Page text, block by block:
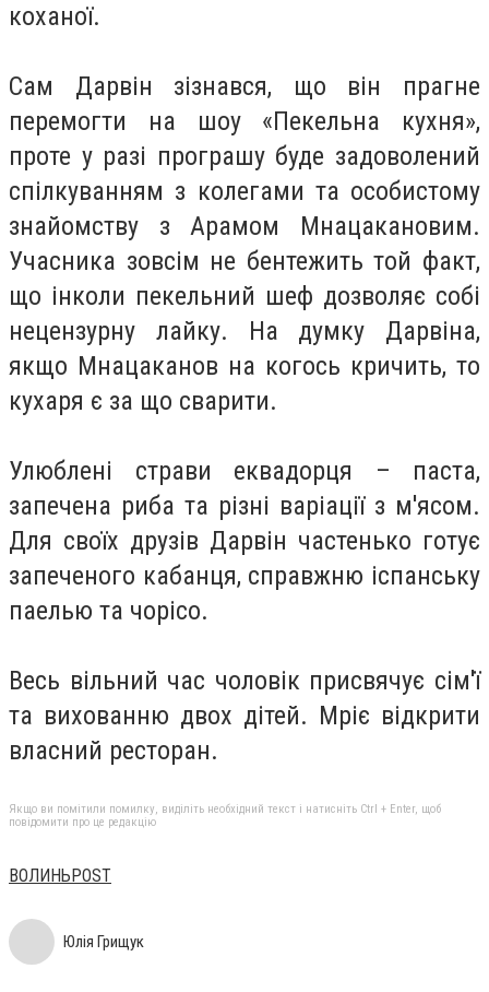
коханої.
Сам Дарвін зізнався, що він прагне
перемогти на шоу «Пекельна кухня»,
проте у разі програшу буде задоволений
спілкуванням з колегами та особистому
знайомству з Арамом Мнацакановим.
Учасника зовсім не бентежить той факт,
що інколи пекельний шеф дозволяє собі
нецензурну лайку. На думку Дарвіна,
якщо Мнацаканов на когось кричить, то
кухаря є за що сварити.
Улюблені страви еквадорця – паста,
запечена риба та різні варіації з м'ясом.
Для своїх друзів Дарвін частенько готує
запеченого кабанця, справжню іспанську
паелью та чорісо.
Весь вільний час чоловік присвячує сім'ї
та вихованню двох дітей. Мріє відкрити
власний ресторан.
Якщо ви помітили помилку, виділіть необхідний текст і натисніть Ctrl + Enter, щоб
повідомити про це редакцію
ВОЛИНЬPOST
Юлія Грищук